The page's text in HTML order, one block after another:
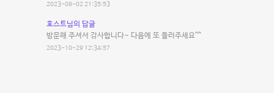
2023-09-02 21:35:53
호스트님의 답글
방문해 주셔서 감사합니다~ 다음에 또 들러주세요^^
2023-10-29 12:34:57